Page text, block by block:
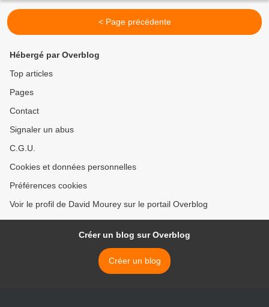
< Page précédente
Hébergé par Overblog
Top articles
Pages
Contact
Signaler un abus
C.G.U.
Cookies et données personnelles
Préférences cookies
Voir le profil de David Mourey sur le portail Overblog
Créer un blog sur Overblog
Créer un blog